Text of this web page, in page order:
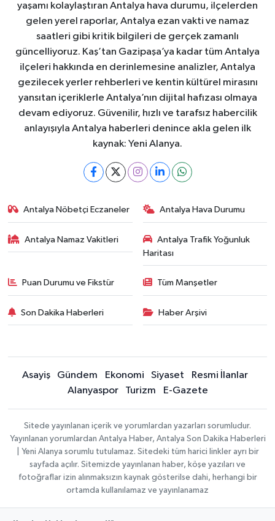
yaşamı kolaylaştıran Antalya hava durumu, ilçelerden
gelen yerel raporlar, Antalya ezan vakti ve namaz
saatleri gibi kritik bilgileri de gerçek zamanlı
güncelliyoruz. Kaş’tan Gazipaşa’ya kadar tüm Antalya
ilçeleri hakkında en derinlemesine analizler, Antalya
gezilecek yerler rehberleri ve kentin kültürel mirasını
yansıtan içeriklerle Antalya’nın dijital hafızası olmaya
devam ediyoruz. Güvenilir, hızlı ve tarafsız habercilik
anlayışıyla Antalya haberleri denince akla gelen ilk
kaynak: Yeni Alanya.
Antalya Nöbetçi Eczaneler Antalya Hava Durumu
Antalya Namaz Vakitleri
Antalya Trafik Yoğunluk
Haritası
Puan Durumu ve Fikstür Tüm Manşetler
Son Dakika Haberleri Haber Arşivi
Asayiş Gündem Ekonomi Siyaset
Resmi İlanlar
Alanyaspor
Turizm E-Gazete
Sitede yayınlanan içerik ve yorumlardan yazarları sorumludur.
Yayınlanan yorumlardan Antalya Haber, Antalya Son Dakika Haberleri
| Yeni Alanya sorumlu tutulamaz. Sitedeki tüm harici linkler ayrı bir
sayfada açılır. Sitemizde yayınlanan haber, köşe yazıları ve
fotoğraflar izin alınmaksızın kaynak gösterilse dahi, herhangi bir
ortamda kullanılamaz ve yayınlanamaz